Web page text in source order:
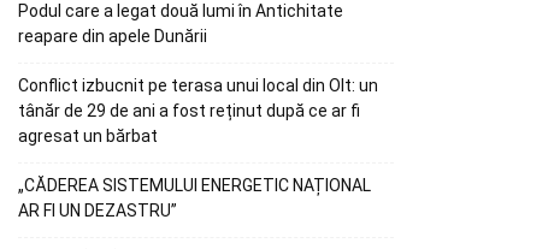
Podul care a legat două lumi în Antichitate
reapare din apele Dunării
Conflict izbucnit pe terasa unui local din Olt: un
tânăr de 29 de ani a fost reținut după ce ar fi
agresat un bărbat
„CĂDEREA SISTEMULUI ENERGETIC NAȚIONAL
AR FI UN DEZASTRU”